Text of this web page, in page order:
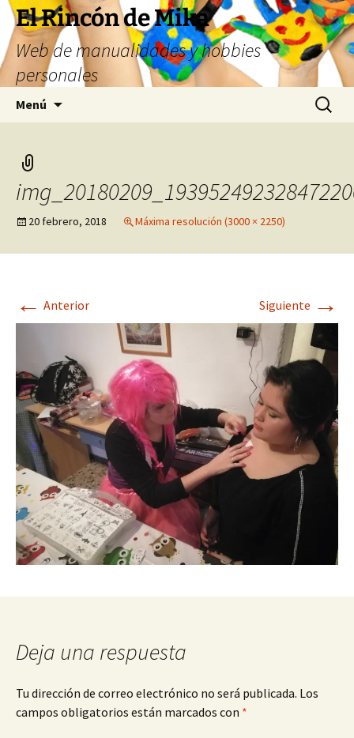
Saltar
contenido
El Rincón de Mika
Web de manualidades y hobbies
personales
Menú Buscar:
20 febrero, 2018 Máxima resolución (3000 × 2250)
← Anterior Siguiente →
Deja una respuesta
Tu dirección de correo electrónico no será publicada. Los
campos obligatorios están marcados con *